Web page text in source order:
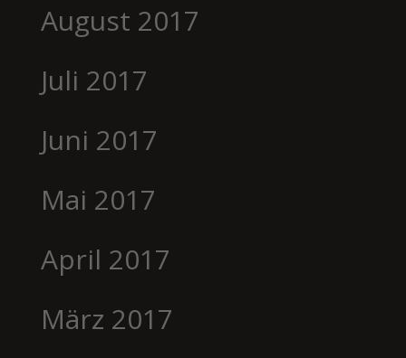
August 2017
Juli 2017
Juni 2017
Mai 2017
April 2017
März 2017